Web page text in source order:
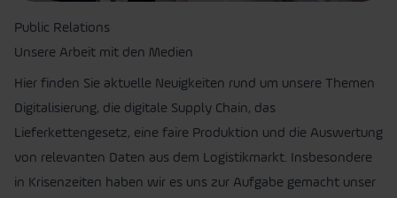
Public Relations
Unsere Arbeit mit den Medien
Hier finden Sie aktuelle Neuigkeiten rund um unsere Themen
Digitalisierung, die digitale Supply Chain, das
Lieferkettengesetz, eine faire Produktion und die Auswertung
von relevanten Daten aus dem Logistikmarkt. Insbesondere
in Krisenzeiten haben wir es uns zur Aufgabe gemacht unser